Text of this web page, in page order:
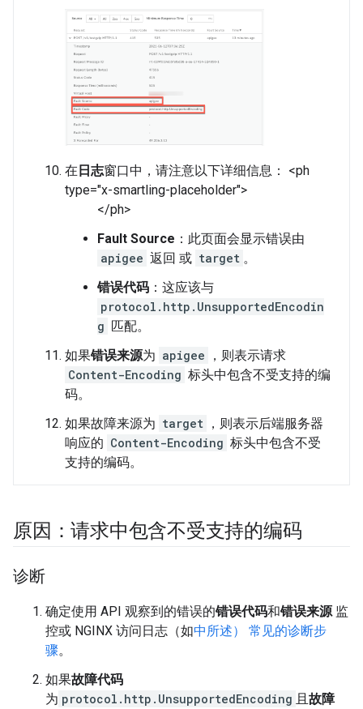
在 日志窗口中，请注意以下详细信息： <ph
type="x-smartling-placeholder">
</ph>
Fault Source ：此页面会显示错误由
apigee 返回 或 target 。
错误代码 ：这应该与
protocol.http.UnsupportedEncodin
g 匹配。
如果错误来源为 apigee
，则表示请求
Content-Encoding 标头中包含不受支持的编
码。
如果故障来源为 target
，则表示后端服务器
响应的 Content-Encoding 标头中包含不受
支持的编码。
原因：请求中包含不受支持的编码
诊断
确定使用 API 观察到的错误的错误代码和错误来源 监
控或 NGINX 访问日志（如中所述） 常见的诊断步
骤。
如果故障代码
为 protocol.http.UnsupportedEncoding 且 故障